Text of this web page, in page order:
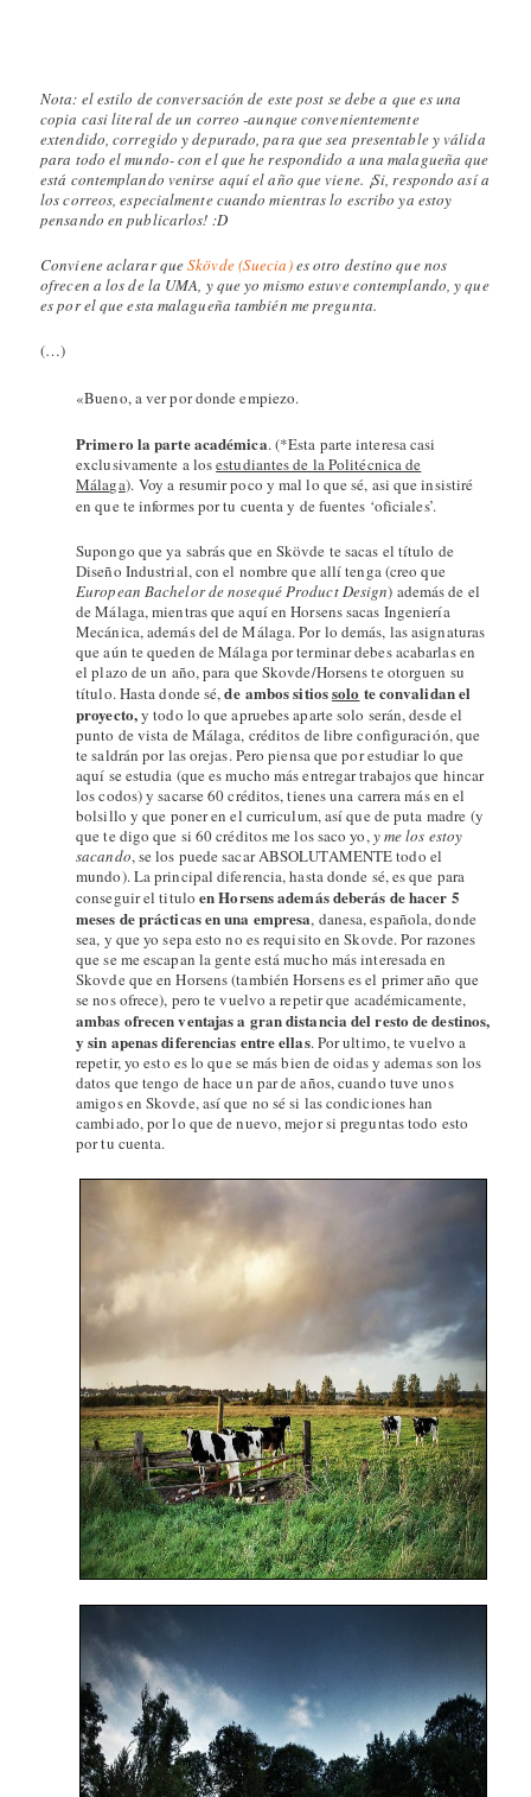
Nota: el estilo de conversación de este post se debe a que es una
copia casi literal de un correo-aunque convenientemente
extendido, corregido y depurado, para que sea presentable y válida
para todo el mundo-con el que he respondido a una malagueña que
está contemplando venirse aquí el año que viene. ¡Si, respondo así a
los correos, especialmente cuando mientras lo escribo ya estoy
pensando en publicarlos! :D
Conviene aclarar queSkövde (Suecia)es otro destino que nos
ofrecen a los de la UMA, y que yo mismo estuve contemplando, y que
es por el que esta malagueña también me pregunta.
(…)
«Bueno, a ver por donde empiezo.
Primero la parte académica. (*Esta parte interesa casi
exclusivamente a losestudiantes de la Politécnica de
Málaga). Voy a resumir poco y mal lo que sé, asi que insistiré
en que te informes por tu cuenta y de fuentes ‘oficiales’.
Supongo que ya sabrás que en Skövde te sacas el título de
Diseño Industrial, con el nombre que allí tenga (creo que
European Bachelor de nosequé Product Design) además de el
de Málaga, mientras que aquí en Horsens sacas Ingeniería
Mecánica, además del de Málaga. Por lo demás, las asignaturas
que aún te queden de Málaga por terminar debes acabarlas en
el plazo de un año, para que Skovde/Horsens te otorguen su
título. Hasta donde sé,de ambos sitiossolo te convalidan el
proyecto,y todo lo que apruebes aparte solo serán, desde el
punto de vista de Málaga, créditos de libre configuración, que
te saldrán por las orejas. Pero piensa que por estudiar lo que
aquí se estudia (que es mucho más entregar trabajos que hincar
los codos) y sacarse 60 créditos, tienes una carrera más en el
bolsillo y que poner en el curriculum, así que de puta madre (y
que te digo que si 60 créditos me los saco yo,y me los estoy
sacando, se los puede sacar ABSOLUTAMENTE todo el
mundo). La principal diferencia, hasta donde sé, es que para
conseguir el tituloen Horsens además deberás de hacer 5
meses de prácticas en una empresa, danesa, española, donde
sea, y que yo sepa esto no es requisito en Skovde. Por razones
que se me escapan la gente está mucho más interesada en
Skovde que en Horsens (también Horsens es el primer año que
se nos ofrece), pero te vuelvo a repetir que académicamente,
ambas ofrecen ventajas a gran distancia del resto de destinos,
y sin apenas diferencias entre ellas. Por ultimo, te vuelvo a
repetir, yo esto es lo que se más bien de oidas y ademas son los
datos que tengo de hace un par de años, cuando tuve unos
amigos en Skovde, así que no sé si las condiciones han
cambiado, por lo que de nuevo, mejor si preguntas todo esto
por tu cuenta.